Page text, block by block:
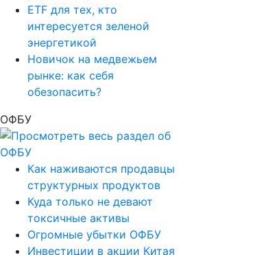
ETF для тех, кто
интересуется зеленой
энергетикой
Новичок на медвежьем
рынке: как себя
обезопасить?
ОФБУ
Как наживаются продавцы
структурных продуктов
Куда только не девают
токсичные активы
Огромные убытки ОФБУ
Инвестиции в акции Китая